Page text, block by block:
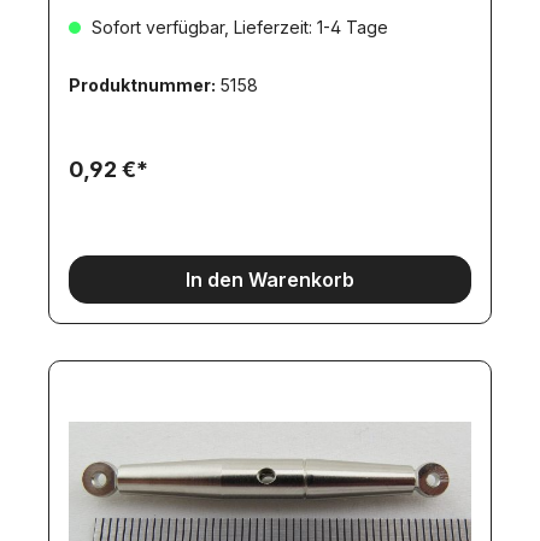
Sofort verfügbar, Lieferzeit: 1-4 Tage
Produktnummer: 5158
0,92 €*
In den Warenkorb